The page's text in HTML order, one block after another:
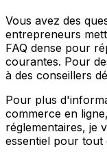
Vous avez des
entrepreneurs
FAQ dense pour
courantes. Pour
à des conseillers
Pour plus
commerce en
réglementaires, je
essentiel pour